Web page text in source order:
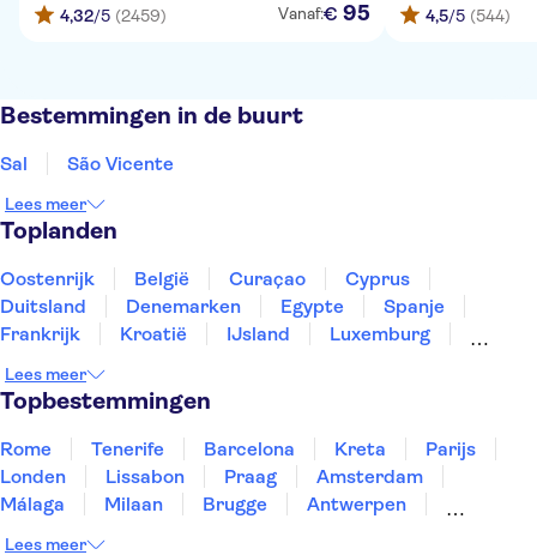
4,32/5 (2459) Vanaf:€ 95 4,5/5 (544)
Bestemmingen in de buurt
Sal São Vicente
Lees meer
Toplanden
Oostenrijk België Curaçao
Cyprus
Duitsland
Denemarken Egypte
Spanje
Frankrijk
Kroatië IJsland
Luxemburg
Slovenië
Thailand
Lees meer
Topbestemmingen
Rome Tenerife Barcelona Kreta
Parijs
Londen
Lissabon Praag
Amsterdam
Málaga
Milaan Brugge
Antwerpen
Lees meer